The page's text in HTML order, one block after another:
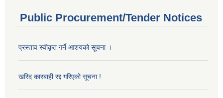
Public Procurement/Tender Notices
प्रस्ताव स्वीकृत गर्ने आशयको सूचना ।
खरिद कारबाही रद्द गरिएको सूचना !